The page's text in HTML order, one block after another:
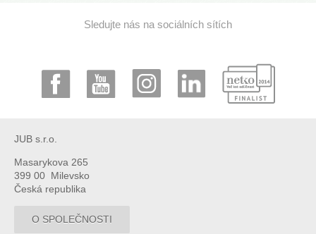
Sledujte nás na sociálních sítích
JUB s.r.o.
Masarykova 265
399 00 Milevsko
Česká republika
O SPOLEČNOSTI